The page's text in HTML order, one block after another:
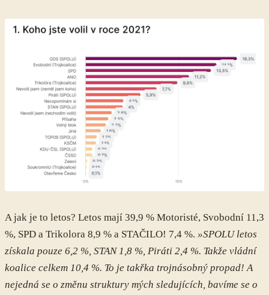
A jak je to letos? Letos mají 39,9 % Motoristé, Svobodní 11,3
%, SPD a Trikolora 8,9 % a STAČILO! 7,4 %. »SPOLU letos
získala pouze 6,2 %, STAN 1,8 %, Piráti 2,4 %. Takže vládní
koalice celkem 10,4 %. To je takřka trojnásobný propad! A
nejedná se o změnu struktury mých sledujících, bavíme se o